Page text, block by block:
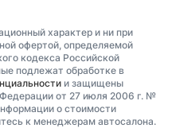
характер и ни при
офертой, определяемой
кодекса Российской
подлежат обработке в
и защищены
от 27 июля 2006 г. №
о стоимости
к менеджерам автосалона.